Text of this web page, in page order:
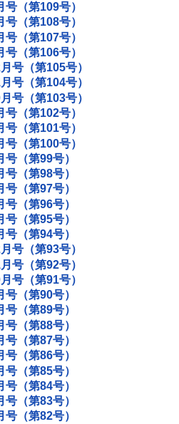
（第109号）
（第108号）
（第107号）
（第106号）
号（第105号）
号（第104号）
号（第103号）
（第102号）
（第101号）
（第100号）
（第99号）
（第98号）
（第97号）
（第96号）
（第95号）
（第94号）
号（第93号）
号（第92号）
号（第91号）
（第90号）
（第89号）
（第88号）
（第87号）
（第86号）
（第85号）
（第84号）
（第83号）
（第82号）